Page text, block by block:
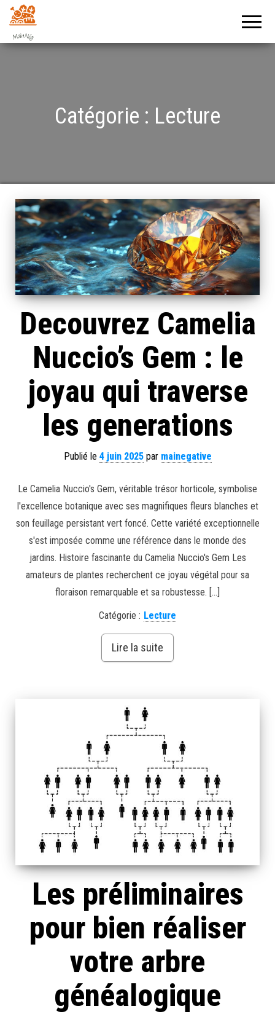
Catégorie : Lecture
Decouvrez Camelia
Nuccio’s Gem : le
joyau qui traverse
les generations
Publié le 4 juin 2025par mainegative
Le Camelia Nuccio's Gem, véritable trésor horticole, symbolise
l'excellence botanique avec ses magnifiques fleurs blanches et
son feuillage persistant vert foncé. Cette variété exceptionnelle
s'est imposée comme une référence dans le monde des
jardins. Histoire fascinante du Camelia Nuccio's Gem Les
amateurs de plantes recherchent ce joyau végétal pour sa
floraison remarquable et sa robustesse. […]
Catégorie : Lecture
Lire la suite
Les préliminaires
pour bien réaliser
votre arbre
généalogique